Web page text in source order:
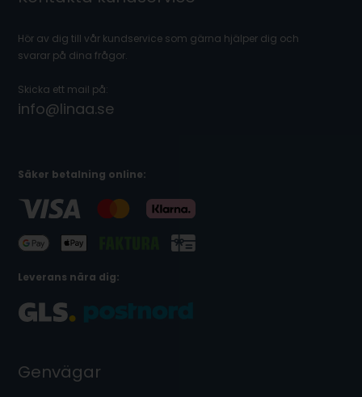
Hör av dig till vår kundservice som gärna hjälper dig och
svarar på dina frågor.
Skicka ett mail på:
info@linaa.se
Säker betalning online:
Leverans nära dig:
Genvägar